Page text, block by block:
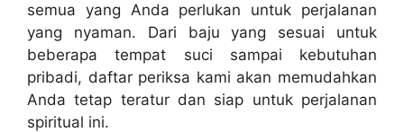
semua yang Anda perlukan untuk perjalanan
yang nyaman. Dari baju yang sesuai untuk
beberapa tempat suci sampai kebutuhan
pribadi, daftar periksa kami akan memudahkan
Anda tetap teratur dan siap untuk perjalanan
spiritual ini.